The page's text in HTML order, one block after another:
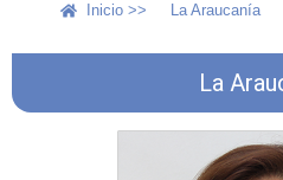
Inicio >> La Araucanía
La